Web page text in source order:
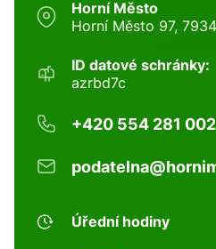
Horní Město
Horní Město 97,
ID datové schránky:
azrbd7c
+420 554 281 002
Úřední hodiny